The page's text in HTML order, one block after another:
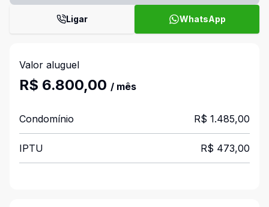
Ligar WhatsApp
Valor aluguel
R$ 6.800,00 / mês
Condomínio R$ 1.485,00
IPTU R$ 473,00